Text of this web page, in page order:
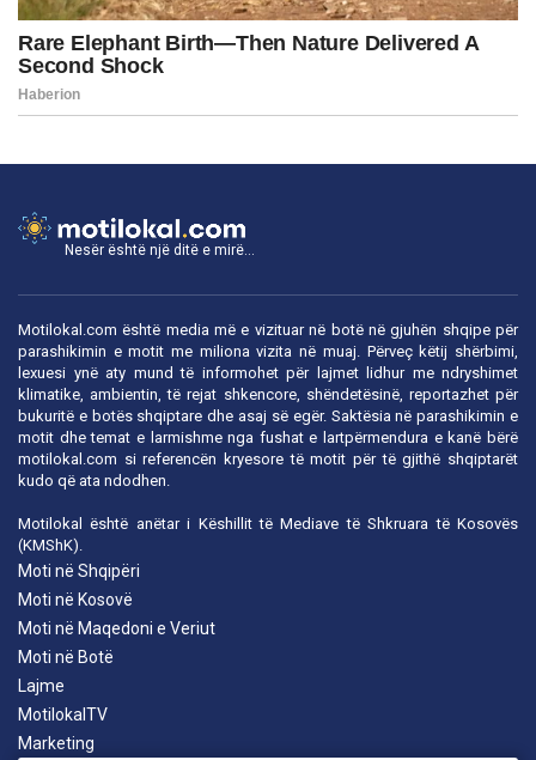
Nesër është një ditë e mirë...
Motilokal.com është media më e vizituar në botë në gjuhën shqipe për
parashikimin e motit me miliona vizita në muaj. Përveç këtij shërbimi,
lexuesi ynë aty mund të informohet për lajmet lidhur me ndryshimet
klimatike, ambientin, të rejat shkencore, shëndetësinë, reportazhet për
bukuritë e botës shqiptare dhe asaj së egër. Saktësia në parashikimin e
motit dhe temat e larmishme nga fushat e lartpërmendura e kanë bërë
motilokal.com si referencën kryesore të motit për të gjithë shqiptarët
kudo që ata ndodhen.
Motilokal është anëtar i Këshillit të Mediave të Shkruara të Kosovës
(KMShK).
Moti në Shqipëri
Moti në Kosovë
Moti në Maqedoni e Veriut
Moti në Botë
Lajme
MotilokalTV
Marketing